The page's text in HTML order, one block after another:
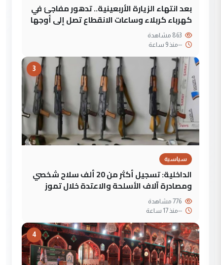
بعد انتهاء الزيارة الأربعينية.. تدهور مفاجئ في
كهرباء كربلاء وساعات الانقطاع تصل إلى أوجها
--منذ 9 ساعة
3
سياسية
الداخلية: تسجيل أكثر من 20 ألف سلاح شخصي
ومصادرة آلاف الأسلحة والاعتدة خلال تموز
--منذ 17 ساعة
4